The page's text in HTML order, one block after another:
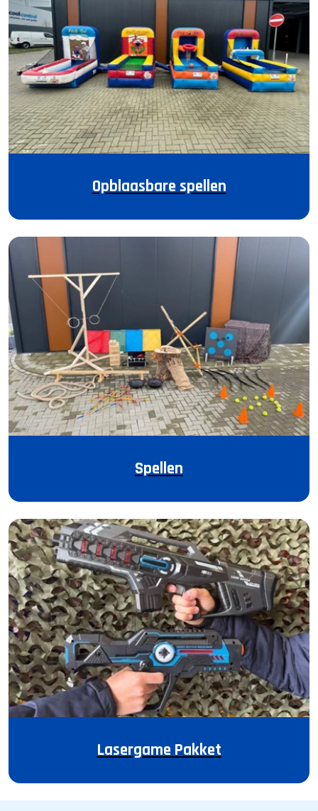
Opblaasbare spellen
Spellen
Lasergame Pakket